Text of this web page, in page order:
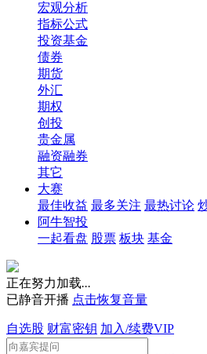
宏观分析
指标公式
投资基金
债券
期货
外汇
期权
创投
贵金属
融资融券
其它
大赛
最佳收益 最多关注 最热讨论
阿牛智投
一起看盘 股票 板块 基金
正在努力加载...
已静音开播 点击恢复音量
自选股 财富密钥 加入/续费VIP